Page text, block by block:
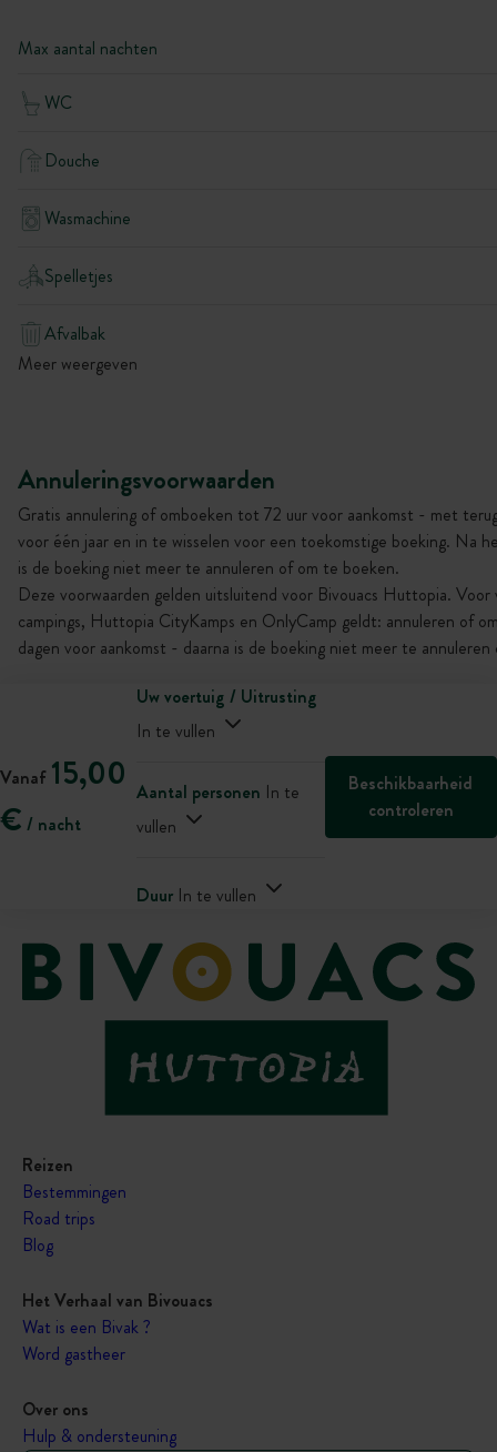
Max aantal nachten
WC
Douche
Wasmachine
Spelletjes
Afvalbak
Meer weergeven
Annuleringsvoorwaarden
Gratis annulering of omboeken tot 72 uur voor aankomst - met
voor één jaar en in te wisselen voor een toekomstige boeking. Na
is de boeking niet meer te annuleren of om te boeken.
Deze voorwaarden gelden uitsluitend voor Bivouacs Huttopia.
campings, Huttopia CityKamps en OnlyCamp geldt: annuleren of
dagen voor aankomst - daarna is de boeking niet meer te
Vanaf 15,00
€ / nacht
Uw voertuig / Uitrusting
In te vullen
Aantal personen In te
vullen
Duur In te vullen
Beschikbaarheid
controleren
Reizen
Bestemmingen
Road trips
Blog
Het Verhaal van Bivouacs
Wat is een Bivak ?
Word gastheer
Over ons
Hulp & ondersteuning